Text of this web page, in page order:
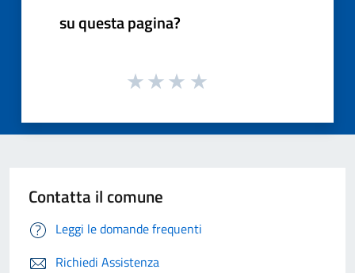
su questa pagina?
Contatta il comune
Leggi le domande frequenti
Richiedi Assistenza